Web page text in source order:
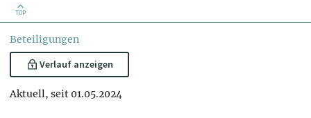
TOP
Beteiligungen
Verlauf anzeigen
Aktuell, seit 01.05.2024